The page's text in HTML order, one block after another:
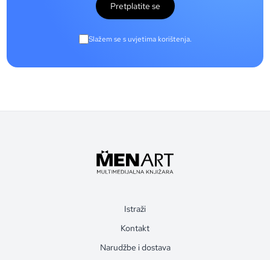
Pretplatite se
Slažem se s uvjetima korištenja.
Istraži
Kontakt
Narudžbe i dostava